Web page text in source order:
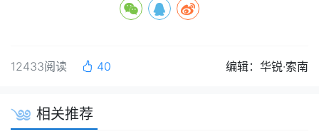
12433阅读 40 编辑：华锐·索南
相关推荐